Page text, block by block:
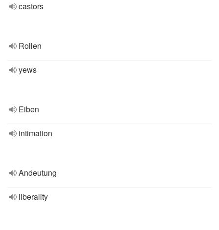
castors
Rollen
yews
Eiben
intimation
Andeutung
liberality